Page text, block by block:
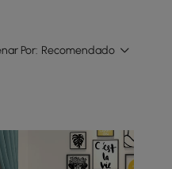
Por: Recomendado